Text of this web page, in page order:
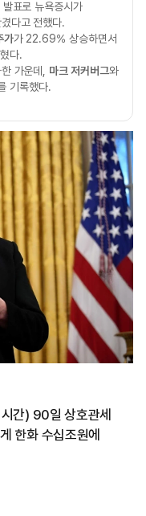
발표로 뉴욕증시가
다고 전했다.
가가 22.69% 상승하면서
다.
가운데, 마크 저커버그와
기록했다.
간) 90일 상호관세
한화 수십조원에